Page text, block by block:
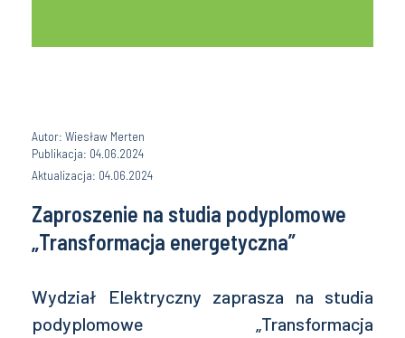
Autor: Wiesław Merten
Publikacja: 04.06.2024
Aktualizacja: 04.06.2024
Zaproszenie na studia podyplomowe
„Transformacja energetyczna”
Wydział Elektryczny zaprasza na studia
podyplomowe „Transformacja